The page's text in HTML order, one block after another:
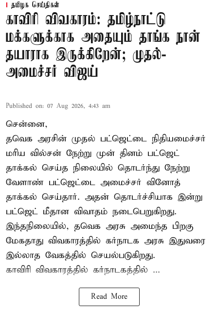
தமிழக செய்திகள்
காவிரி விவகாரம்: தமிழ்நாட்டு
மக்களுக்காக அதையும் தாங்க நான்
தயாராக இருக்கிறேன்; முதல்-
அமைச்சர் விஜய்
Published on: 07 Aug 2026, 4:43 am
சென்னை,
தவெக அரசின் முதல் பட்ஜெட்டை நிதியமைச்சர்
மரிய வில்சன் நேற்று முன் தினம் பட்ஜெட்
தாக்கல் செய்த நிலையில் தொடர்ந்து நேற்று
வேளாண் பட்ஜெட்டை அமைச்சர் வினோத்
தாக்கல் செய்தார். அதன் தொடர்ச்சியாக இன்று
பட்ஜெட் மீதான விவாதம் நடைபெறுகிறது.
இந்தநிலையில், தவெக அரசு அமைந்த பிறகு
மேகதாது விவகாரத்தில் கர்நாடக அரசு இதுவரை
இல்லாத வேகத்தில் செயல்படுகிறது.
காவிரி விவகாரத்தில் கர்நாடகத்தில் ...
Read More